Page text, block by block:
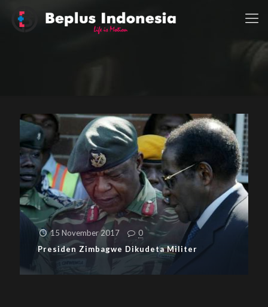
15 November 2017
0
Presiden Zimbagwe Dikudeta Militer